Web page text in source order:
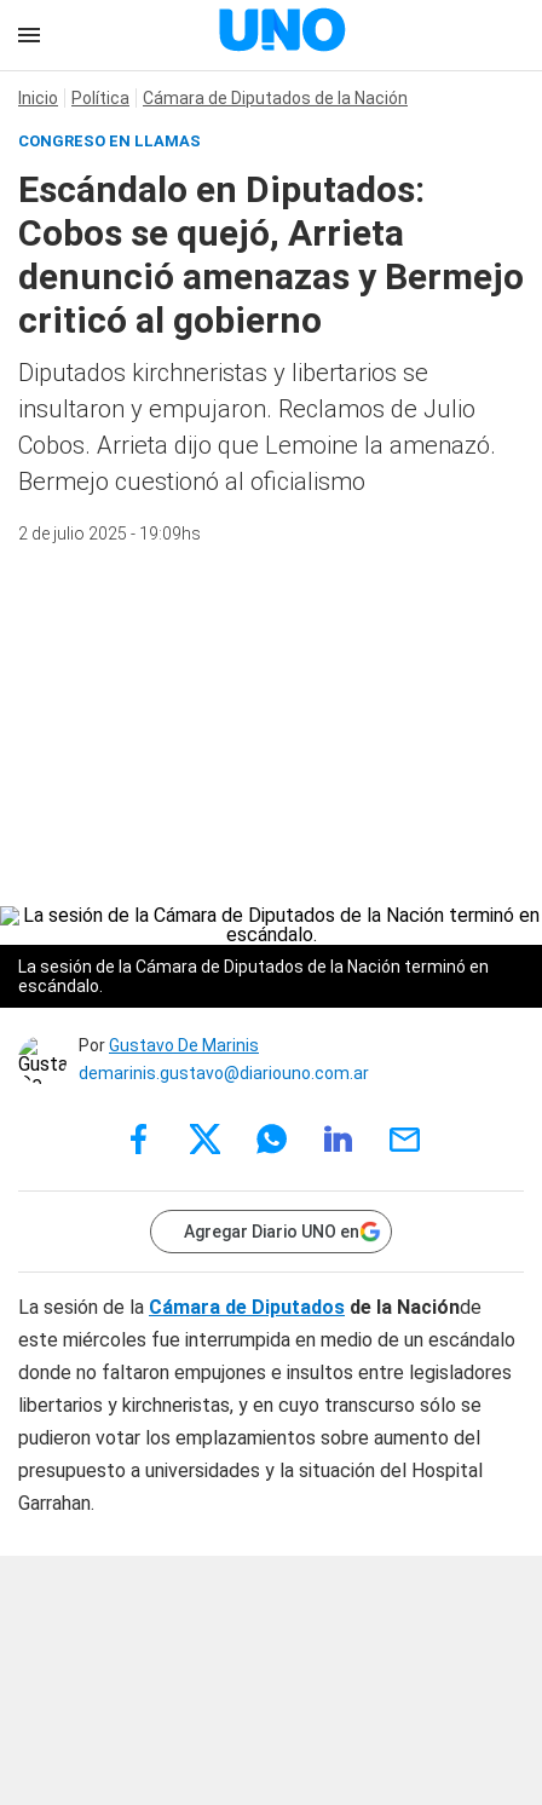
Inicio Política Cámara de Diputados de la Nación
CONGRESO EN LLAMAS
Escándalo en Diputados:
Cobos se quejó, Arrieta
denunció amenazas y Bermejo
criticó al gobierno
Diputados kirchneristas y libertarios se
insultaron y empujaron. Reclamos de Julio
Cobos. Arrieta dijo que Lemoine la amenazó.
Bermejo cuestionó al oficialismo
2 de julio 2025 - 19:09hs
La sesión de la Cámara de Diputados de la Nación terminó en
escándalo.
PorGustavo De Marinis
demarinis.gustavo@diariouno.com.ar
Agregar Diario UNO en
La sesión de la Cámara de Diputados de la Naciónde
este miércoles fue interrumpida en medio de un escándalo
donde no faltaron empujones e insultos entre legisladores
libertarios y kirchneristas, y en cuyo transcurso sólo se
pudieron votar los emplazamientos sobre aumento del
presupuesto a universidades y la situación del Hospital
Garrahan.